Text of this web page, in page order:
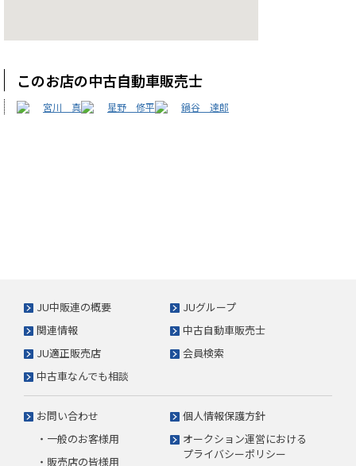
このお店の中古自動車販売士
宮川 真 星野 修平 鍋谷 達郎
JU中販連の概要
JUグループ
関連情報
中古自動車販売士
JU適正販売店
会員検索
中古車なんでも相談
お問い合わせ
・一般のお客様用
・販売店の皆様用
個人情報保護方針
オークション運営における
プライバシーポリシー